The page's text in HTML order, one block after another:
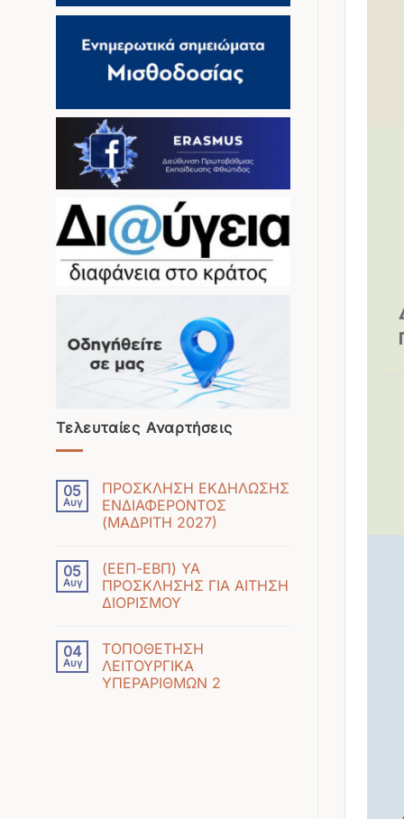
Τελευταίες Αναρτήσεις
05
Αυγ
ΠΡΟΣΚΛΗΣΗ ΕΚΔΗΛΩΣΗΣ
ΕΝΔΙΑΦΕΡΟΝΤΟΣ
(ΜΑΔΡΙΤΗ 2027)
υπάρχουν
σχόλια
στο
ΠΡΟΣΚΛΗΣΗ
ΕΝΔΙΑΦΕΡΟΝΤΟΣ
(ΜΑΔΡΙΤΗ
2027)
05
Αυγ
(ΕΕΠ-ΕΒΠ) ΥΑ
ΠΡΟΣΚΛΗΣΗΣ ΓΙΑ ΑΙΤΗΣΗ
ΔΙΟΡΙΣΜΟΥ
υπάρχουν
σχόλια
στο
(ΕΕΠ-
04
Αυγ
ΤΟΠΟΘΕΤΗΣΗ
ΛΕΙΤΟΥΡΓΙΚΑ
ΥΠΕΡΑΡΙΘΜΩΝ 2